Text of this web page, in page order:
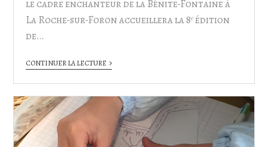
le cadre enchanteur de la Bénite-Fontaine à
La Roche-sur-Foron accueillera la 8ᵉ édition
de…
CONTINUER LA LECTURE